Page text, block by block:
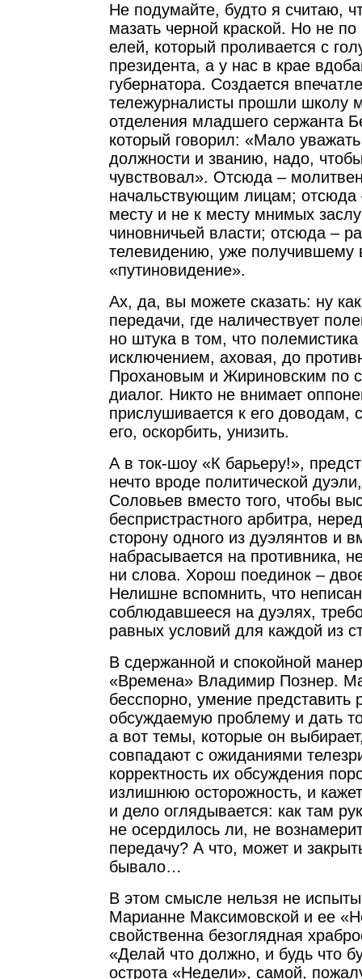
Не подумайте, будто я считаю,
мазать черной краской. Но не по
елей, который проливается с
президента, а у нас в крае
губернатора. Создается
тележурналисты прошли школу
отделения младшего сержанта
который говорил: «Мало
должности и званию, надо,
чувствовал». Отсюда –
начальствующим лицам; отсюда
месту и не к месту мнимых
чиновничьей власти; отсюда –
телевидению, уже получившему
«путиновидение».
Ах, да, вы можете сказать: ну
передачи, где наличествует
но штука в том, что
исключением, аховая, до
Прохановым и Жириновским по
диалог. Никто не внимает
прислушивается к его доводам,
его, оскорбить, унизить.
А в ток-шоу «К барьеру!»,
нечто вроде политической
Соловьев вместо того, чтобы
беспристрастного арбитра,
сторону одного из дуэлянтов и
набрасывается на противника,
ни слова. Хорош поединок –
Нелишне вспомнить, что
соблюдавшееся на дуэлях,
равных условий для каждой из
В сдержанной и спокойной
«Времена» Владимир Познер.
бесспорно, умение представить
обсуждаемую проблему и дать
а вот темы, которые он
совпадают с ожиданиями
корректность их обсуждения
излишнюю осторожность, и
и дело оглядывается: как там
не осердилось ли, не
передачу? А что, может и
бывало…
В этом смысле нельзя не
Марианне Максимовской и ее
свойственна безоглядная
«Делай что должно, и будь что
острота «Недели», самой,